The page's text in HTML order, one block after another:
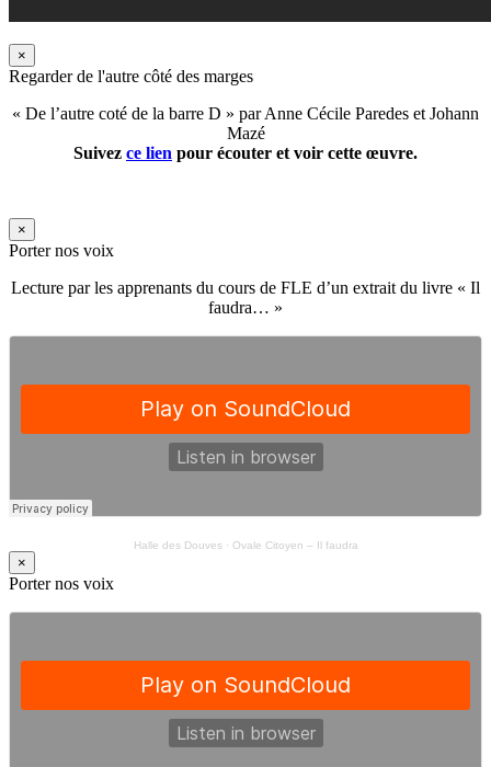
×
Regarder de l'autre côté des marges
« De l’autre coté de la barre D » par Anne Cécile Paredes et Johann
Mazé
Suivez ce lien pour écouter et voir cette œuvre.
×
Porter nos voix
Lecture par les apprenants du cours de FLE d’un extrait du livre « Il
faudra… »
Halle des Douves· Ovale Citoyen – Il faudra
×
Porter nos voix